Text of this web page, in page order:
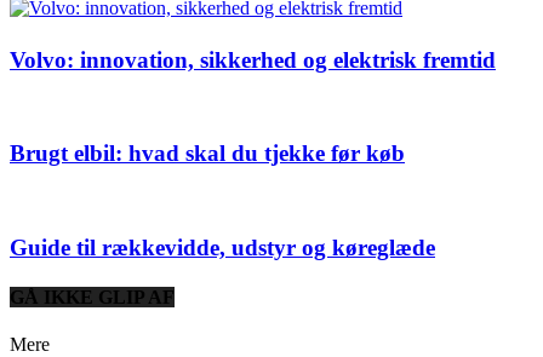
Volvo: innovation, sikkerhed og elektrisk fremtid
Brugt elbil: hvad skal du tjekke før køb
Guide til rækkevidde, udstyr og køreglæde
GÅ IKKE GLIP AF
Mere